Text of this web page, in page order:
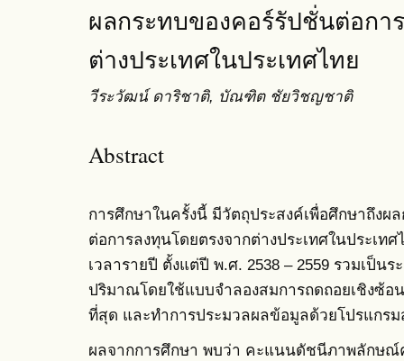
ผลกระทบของคอร์รัปชั่นต่อกา
ต่างประเทศในประเทศไทย
วีระวัฒน์ ดาริชาติ, บัณฑิต ชัยวิชญชาติ
Abstract
การศึกษาในครั้งนี้ มีวัตถุประสงค์เพื่อศึกษาถึง
ต่อการลงทุนโดยตรงจากต่างประเทศในประเ
เวลารายปี ตั้งแต่ปี พ.ศ. 2538 – 2559 รวมเป็นร
ปริมาณโดยใช้แบบจำลองสมการถดถอยเชิงซ้อ
ที่สุด และทำการประมวลผลข้อมูลด้วยโปรแกรม
ผลจากการศึกษา พบว่า คะแนนดัชนีภาพลักษ